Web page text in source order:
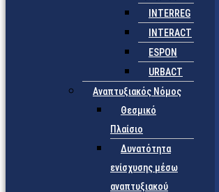
INTERREG
INTERACT
ESPON
URBACT
Αναπτυξιακός Νόμος
Θεσμικό
Πλαίσιο
Δυνατότητα
ενίσχυσης μέσω
αναπτυξιακού